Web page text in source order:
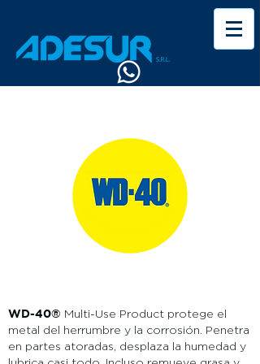
WD-40® Multi-Use Product protege el
metal del herrumbre y la corrosión. Penetra
en partes atoradas, desplaza la humedad y